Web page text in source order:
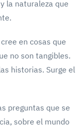
la naturaleza que
en cosas que
no son tangibles.
historias. Surge el
preguntas que se
sobre el mundo